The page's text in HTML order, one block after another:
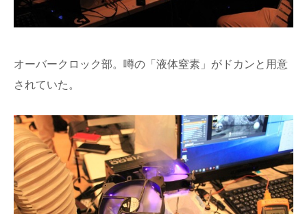
オーバークロック部。噂の「液体窒素」がドカンと用意
されていた。